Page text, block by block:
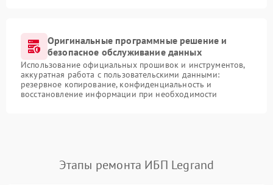
Оригинальные программные решение и
безопасное обслуживание данных
Использование официальных прошивок и инструментов,
аккуратная работа с пользовательскими данными:
резервное копирование, конфиденциальность и
восстановление информации при необходимости
Этапы ремонта ИБП Legrand